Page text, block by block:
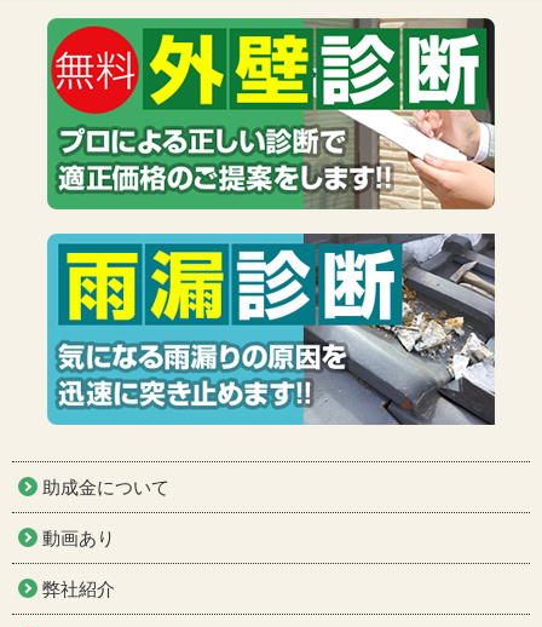
助成金について
動画あり
弊社紹介